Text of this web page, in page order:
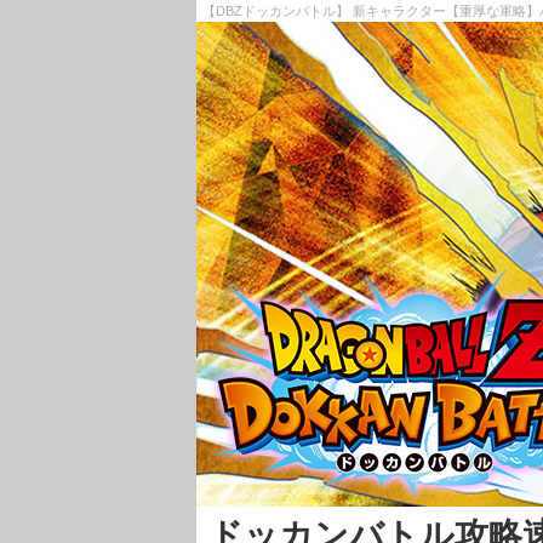
【DBZドッカンバトル】 新キャラクター【重厚な軍略
ドッカンバトル攻略